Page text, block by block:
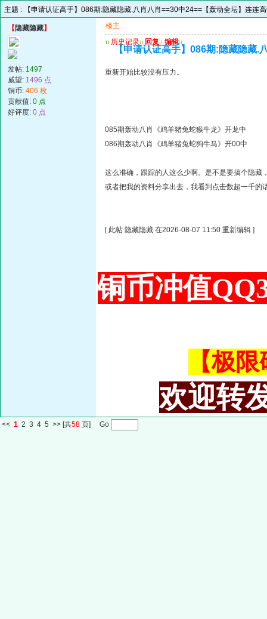
主题 : 【申请认证高手】086期:隐藏隐藏.八肖八肖==30中24==【轰动全坛】连连
【 隐藏隐藏】
发帖: 1497
威望: 1496 点
铜币: 406 枚
贡献值: 0 点
好评度: 0 点
楼主
u 历史记录u 回复u 编辑u
【申请认证高手】086期:隐藏隐藏.
重新开始比较没有压力。
085期轰动八肖《鸡羊猪兔蛇猴牛龙》开龙中
086期轰动八肖《鸡羊猪兔蛇狗牛马》开00中
这么准确，跟踪的人这么少啊。是不是要搞个隐藏
或者把我的资料分享出去，我看到点击数超一千的
[ 此帖 隐藏隐藏 在2026-08-07 11:50 重新编辑 ]
铜币冲值
【极
欢迎转
<< 1 2 3 4 5 >> [共58 页] Go